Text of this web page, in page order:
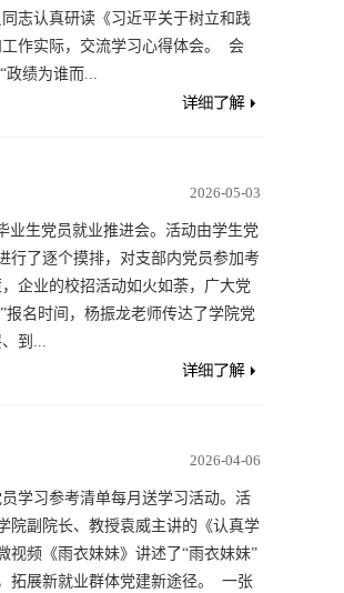
志认真研读《习近平关于树立和践
作实际，交流学习心得体会。 会
政绩为谁而...
2026-05-03
业生党员就业推进会。活动由学生党
行了逐个摸排，对支部内党员参加考
企业的校招活动如火如荼，广大党
名时间，杨振龙老师传达了学院党
到...
2026-04-06
学习参考清单每月送学习活动。活
院副院长、教授袁威主讲的《认真学
频《雨衣妹妹》讲述了“雨衣妹妹”
拓展新就业群体党建新途径。 一张